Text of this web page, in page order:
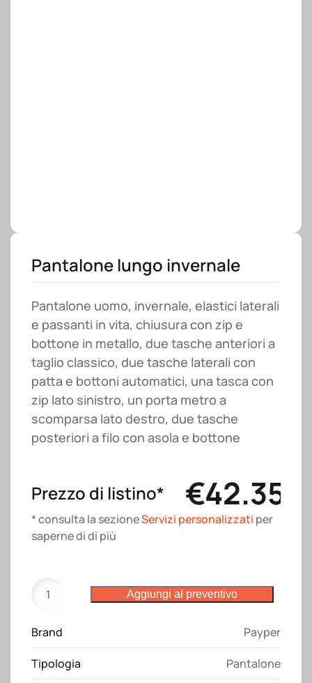
Pantalone lungo invernale
Pantalone uomo, invernale, elastici laterali
e passanti in vita, chiusura con zip e
bottone in metallo, due tasche anteriori a
taglio classico, due tasche laterali con
patta e bottoni automatici, una tasca con
zip lato sinistro, un porta metro a
scomparsa lato destro, due tasche
posteriori a filo con asola e bottone
Prezzo di listino* €42.35
* consulta la sezioneServizi personalizzati per
saperne di di più
Forest
Payper
quantità
Aggiungi al preventivo
Brand Payper
Tipologia Pantalone